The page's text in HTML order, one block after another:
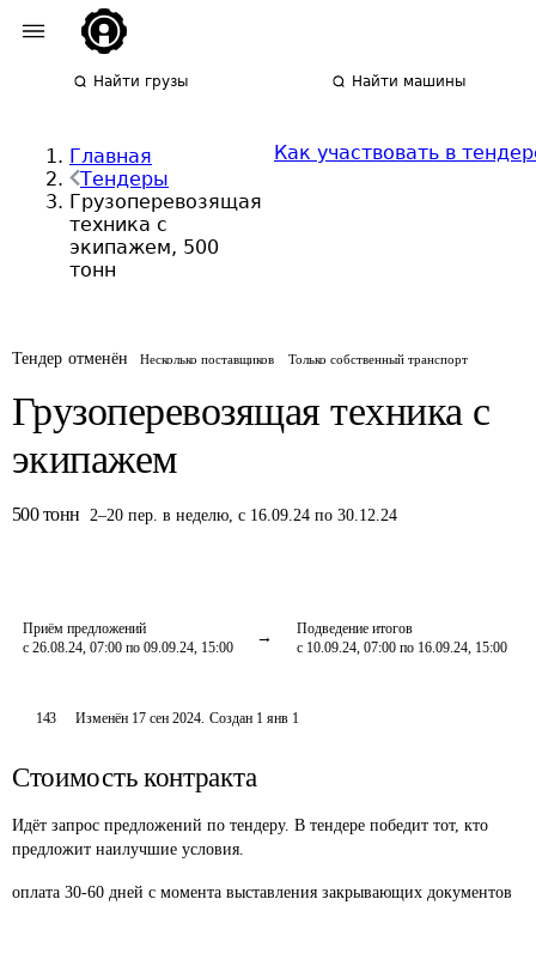
Найти грузы Найти машины
Главная
Тендеры
Грузоперевозящая
техника с
экипажем, 500
тонн
Как участвовать в
Тендер отменён Несколько поставщиков Только собственный транспорт
Грузоперевозящая техника с
экипажем
500 тонн 2–20 пер. в неделю, с 16.09.24 по 30.12.24
Приём предложений
с 26.08.24, 07:00 по 09.09.24, 15:00
Подведение итогов
с 10.09.24, 07:00 по 16.09.24, 15:00
143 Изменён 17 сен 2024. Создан 1 янв 1
Стоимость контракта
Идёт запрос предложений по тендеру. В тендере победит тот, кто
предложит наилучшие условия.
оплата 30-60 дней с момента выставления закрывающих документов